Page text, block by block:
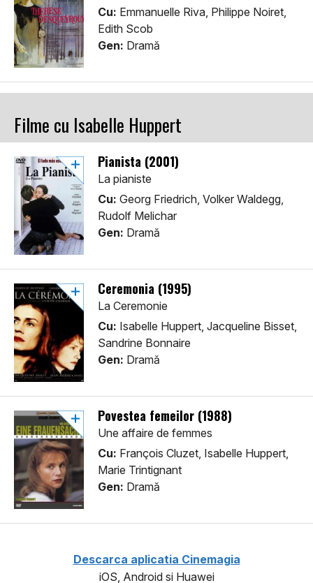
Cu: Emmanuelle Riva, Philippe Noiret,
Edith Scob
Gen: Dramă
Filme cu Isabelle Huppert
Pianista (2001)
La pianiste
Cu: Georg Friedrich, Volker Waldegg,
Rudolf Melichar
Gen: Dramă
Ceremonia (1995)
La Ceremonie
Cu: Isabelle Huppert, Jacqueline Bisset,
Sandrine Bonnaire
Gen: Dramă
Povestea femeilor (1988)
Une affaire de femmes
Cu: François Cluzet, Isabelle Huppert,
Marie Trintignant
Gen: Dramă
Descarca aplicatia Cinemagia
iOS, Android si Huawei